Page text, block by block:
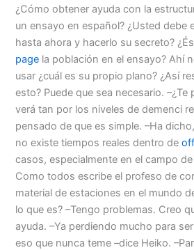
¿Cómo obtener ayuda con la
un ensayo en español? ¿Usted debe
hasta ahora y hacerlo su secreto?
page la población en el ensayo? Ahí
usar ¿cuál es su propio plano? ¿Así
esto? Puede que sea necesario. –¿Te
verá tan por los niveles de demenci
pensado de que es simple. –Ha
no existe tiempos reales dentro de
casos, especialmente en el campo
Como todos escribe el profeso de
material de estaciones en el mundo
lo que es? –Tengo problemas. Creo
ayuda. –Ya perdiendo mucho para
eso que nunca teme –dice Heiko.